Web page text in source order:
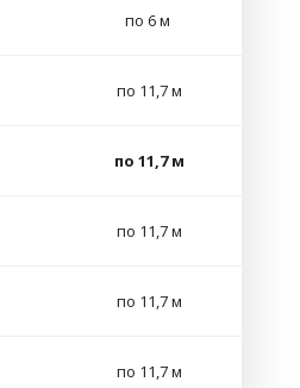
по 6 м
по 11,7 м
по 11,7 м
по 11,7 м
по 11,7 м
по 11,7 м